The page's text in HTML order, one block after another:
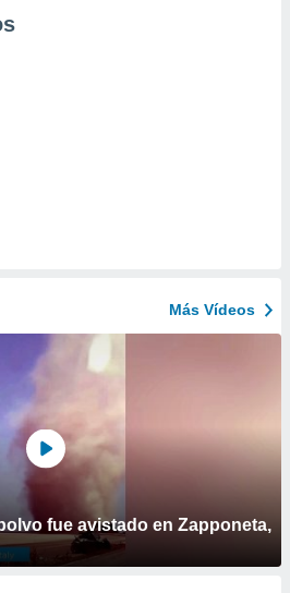
Más Vídeos
fue avistado en Zapponeta,